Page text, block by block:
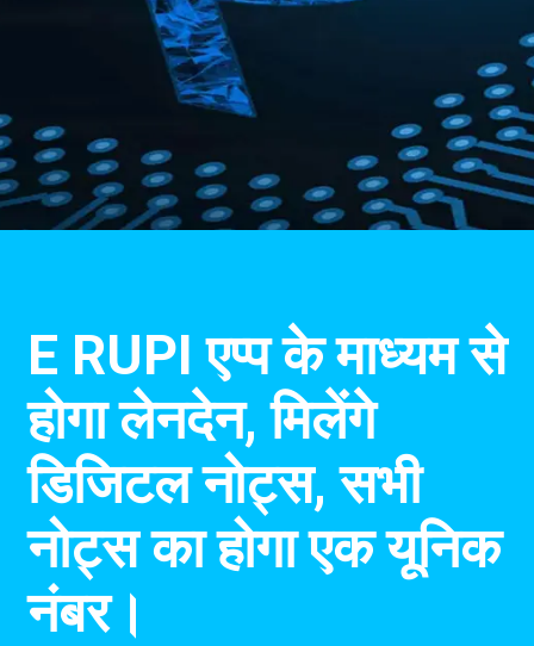
E RUPI एप्प के माध्यम से
होगा लेनदेन, मिलेंगे
डिजिटल नोट्स, सभी
नोट्स का होगा एक यूनिक
नंबर।